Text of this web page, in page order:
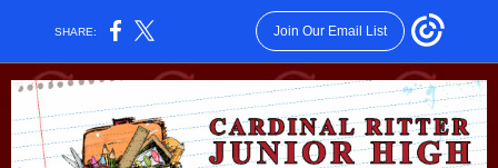
SHARE: Join Our Email List